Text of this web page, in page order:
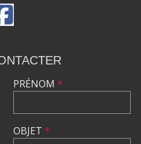
PRÉNOM *
OBJET *